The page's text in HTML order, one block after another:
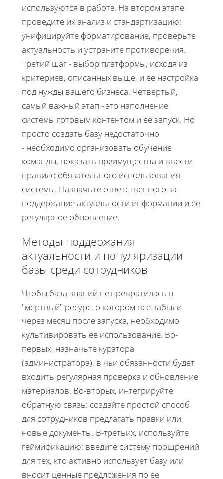
используются в работе. На втором этапе
проведите их анализ и стандартизацию:
унифицируйте форматирование, проверьте
актуальность и устраните противоречия.
Третий шаг - выбор платформы, исходя из
критериев, описанных выше, и ее настройка
под нужды вашего бизнеса. Четвертый,
самый важный этап - это наполнение
системы готовым контентом и ее запуск. Но
просто создать базу недостаточно
- необходимо организовать обучение
команды, показать преимущества и ввести
правило обязательного использования
системы. Назначьте ответственного за
поддержание актуальности информации и ее
регулярное обновление.
Методы поддержания
актуальности и популяризации
базы среди сотрудников
Чтобы база знаний не превратилась в
"мертвый" ресурс, о котором все забыли
через месяц после запуска, необходимо
культивировать ее использование. Во-
первых, назначьте куратора
(администратора), в чьи обязанности будет
входить регулярная проверка и обновление
материалов. Во-вторых, интегрируйте
обратную связь: создайте простой способ
для сотрудников предлагать правки или
новые документы. В-третьих, используйте
геймификацию: введите систему поощрений
для тех, кто активно использует базу или
вносит ценные предложения по ее